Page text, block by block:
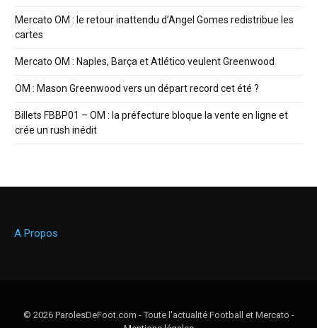
Mercato OM : le retour inattendu d’Angel Gomes redistribue les
cartes
Mercato OM : Naples, Barça et Atlético veulent Greenwood
OM : Mason Greenwood vers un départ record cet été ?
Billets FBBP01 – OM : la préfecture bloque la vente en ligne et
crée un rush inédit
A Propos
© 2026 ParolesDeFoot.com - Toute l'actualité Football et Mercato -